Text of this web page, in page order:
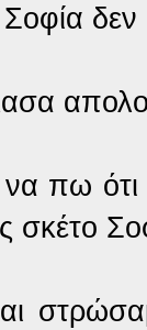
δεν
πω
σκέτο